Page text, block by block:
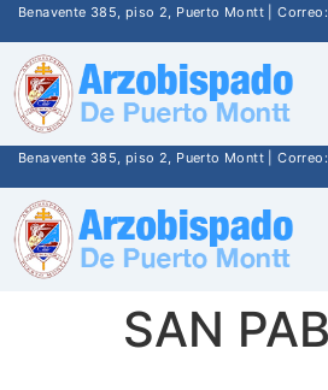
Benavente 385, piso 2, Puerto Montt |
Benavente 385, piso 2, Puerto Montt |
SAN